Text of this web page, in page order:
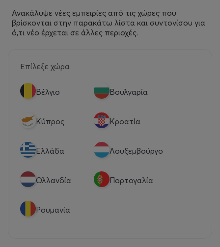
Ανακάλυψε νέες εμπειρίες από τις χώρες που
βρίσκονται στην παρακάτω λίστα και συντονίσου για
ό,τι νέο έρχεται σε άλλες περιοχές.
Επίλεξε χώρα
Βέλγιο Βουλγαρία
Κύπρος Κροατία
Eλλάδα Λουξεμβούργο
Ολλανδία Πορτογαλία
Ρουμανία